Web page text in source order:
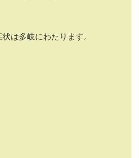
は多岐にわたります。